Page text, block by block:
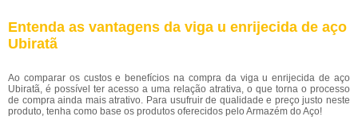
Entenda as vantagens da viga u enrijecida de aço
Ubiratã
Ao comparar os custos e benefícios na compra da viga u enrijecida de aço
Ubiratã, é possível ter acesso a uma relação atrativa, o que torna o processo
de compra ainda mais atrativo. Para usufruir de qualidade e preço justo neste
produto, tenha como base os produtos oferecidos pelo Armazém do Aço!